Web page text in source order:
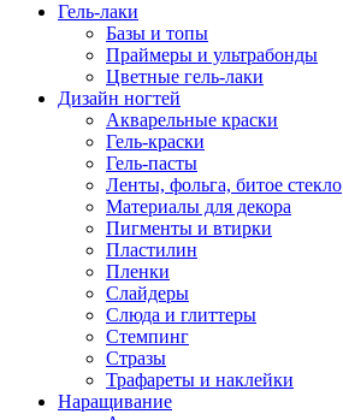
Гель-лаки
Базы и топы
Праймеры и ультрабонды
Цветные гель-лаки
Дизайн ногтей
Акварельные краски
Гель-краски
Гель-пасты
Ленты, фольга, битое стекло
Материалы для декора
Пигменты и втирки
Пластилин
Пленки
Слайдеры
Слюда и глиттеры
Стемпинг
Стразы
Трафареты и наклейки
Наращивание